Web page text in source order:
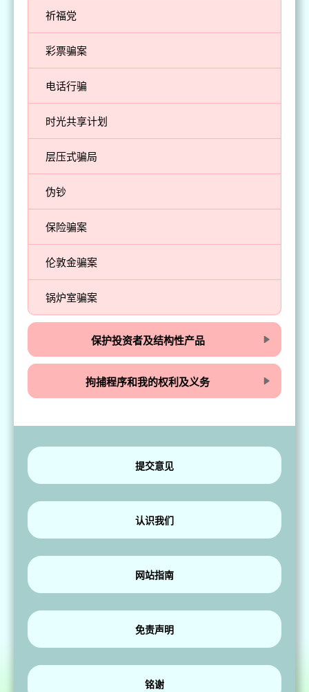
锅炉室骗案
伦敦金骗案
保险骗案
伪钞
层压式骗局
时光共享计划
电话行骗
彩票骗案
祈福党
保护投资者及结构性产品
拘捕程序和我的权利及义务
提交意见
认识我们
网站指南
免责声明
铭谢